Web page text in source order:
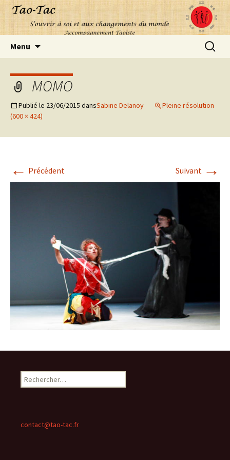
Menu
MOMO
Publié le 23/06/2015 dansSabine Delanoy
Pleine résolution
(600 × 424)
← Précédent Suivant →
Rechercher :
contact@tao-tac.fr